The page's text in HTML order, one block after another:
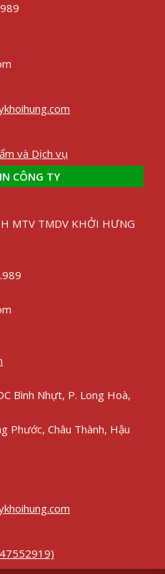
và Dịch vụ
CÔNG TY
MTV TMDV KHỞI HƯNG
Bình Nhựt, P. Long Hoà,
Phước, Châu Thành, Hậu